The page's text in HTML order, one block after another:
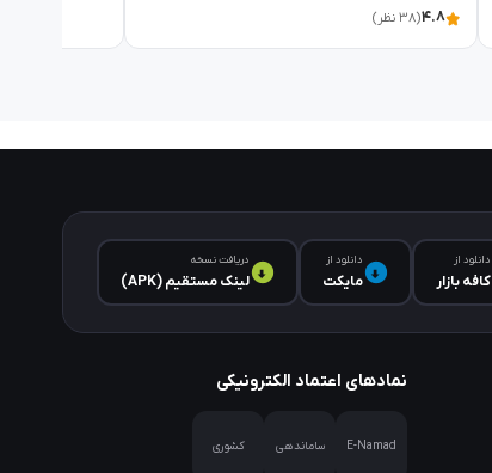
۴.۸(۳۸ نظر)
دانلود از
کافه‌ بازار
دانلود از
مایکت
دریافت نسخه
لینک مستقیم (APK)
نمادهای اعتماد الکترونیکی
E-Namad ساماندهی کشوری